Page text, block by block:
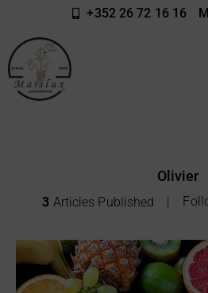
+352 26 72 16 16​
Olivier
3 Articles Published